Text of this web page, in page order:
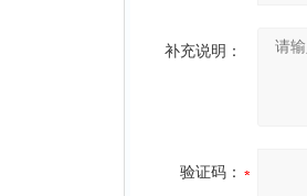
补充说明：
验证码：